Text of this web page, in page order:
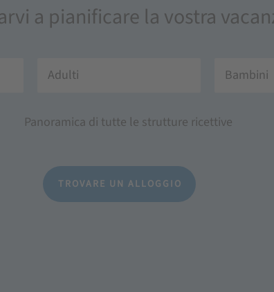
a pianificare la vostra
Adulti Bambini
Panoramica di tutte le strutture ricettive
TROVARE UN ALLOGGIO